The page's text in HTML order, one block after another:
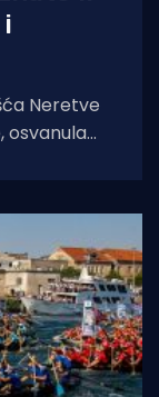
Neretve
osvanula